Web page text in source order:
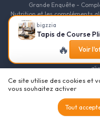
bigzzia
🔥 Voir
Grande Enquête -
Nutrition et les compléments
guide des fondamentaux de
l'Énergie et la Vitalité
alimentaires pour le sport
alimentaires pour la beauté
alimentaires pour la minceur
© Les-
Ce site utilise des cookies et
vous souhaitez activer
Tout